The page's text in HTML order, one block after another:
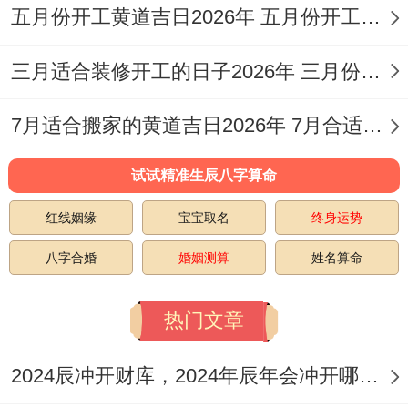
北方,因其一块儿是岁破与三煞位。
触犯则可能引致不必要的麻烦。三煞位同样
逐年变化...2026年三煞位在北方,此方位不宜
若无法规避、则需选择吉日吉时并从其他方
位开始施工以化解...生肖相冲 也至关重要...
每日都有其冲煞的生肖、譬如2026年11月
10日冲马煞南！
11月12日冲猴煞北;11月16日冲鼠煞北，11
月22日冲马煞南.11月25日冲鸡煞西,11月29
五月份开工黄道吉日2026年 五月份开工吉日查询
三月适合装修开工的日子2026年 三月份适合装修开工的黄道吉日
7月适合搬家的黄道吉日2026年 7月合适搬家日子
试试精准生辰八字算命
红线姻缘 宝宝取名 终身运势
八字合婚 婚姻测算 姓名算命
热门文章
2024辰冲开财库，2024年辰年会冲开哪些人的财库